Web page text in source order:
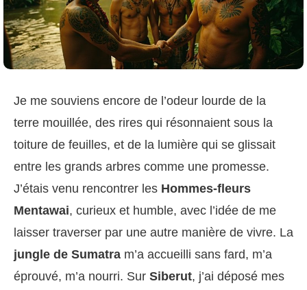
Je me souviens encore de l’odeur lourde de la
terre mouillée, des rires qui résonnaient sous la
toiture de feuilles, et de la lumière qui se glissait
entre les grands arbres comme une promesse.
J’étais venu rencontrer les Hommes-fleurs
Mentawai, curieux et humble, avec l’idée de me
laisser traverser par une autre manière de vivre. La
jungle de Sumatra m’a accueilli sans fard, m’a
éprouvé, m’a nourri. Sur Siberut, j’ai déposé mes